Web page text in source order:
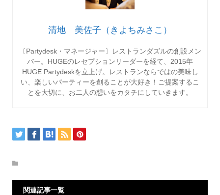
清地 美佐子（きよちみさこ）
〔Partydesk・マネージャー〕レストランダズルの創設メン
バー。HUGEのレセプションリーダーを経て、2015年
HUGE Partydeskを立上げ。レストランならではの美味し
い、楽しいパーティーを創ることが大好き！ご提案するこ
とを大切に、お二人の想いをカタチにしていきます。
関連記事一覧